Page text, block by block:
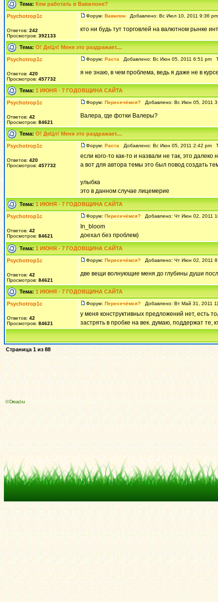
Тема: Кем работать в Вавилоне?
Psychotrop1c
Ответов: 242
Просмотров: 392133
Форум: Вавилон Добавлено: Вс Июл 10, 2011 9:36
кто ни будь тут торговлей на валютном рынке
Тема: О! ДеЦл! Меня это раздражает....
Psychotrop1c
Ответов: 420
Просмотров: 457732
Форум: Раста Добавлено: Вс Июн 05, 2011 6:51 pm
я не знаю, в чем проблема, ведь я даже не в
Тема: 1 ИЮНЯ - 7 ГОДОВЩИНА САЙТА
Psychotrop1c
Ответов: 42
Просмотров: 84621
Форум: Пересечёмся? Добавлено: Вс Июн 05, 2011
Валера, где фотки Валеры?
Тема: О! ДеЦл! Меня это раздражает....
Psychotrop1c
Ответов: 420
Просмотров: 457732
Форум: Раста Добавлено: Вс Июн 05, 2011 2:42 pm
если кого-то как-то и назвали не так, это далеко
а вот для автора темы это был повод создать
улыбка
это в данном случае лицемерие
Тема: 1 ИЮНЯ - 7 ГОДОВЩИНА САЙТА
Psychotrop1c
Ответов: 42
Просмотров: 84621
Форум: Пересечёмся? Добавлено: Чт Июн 02, 2011
In_bloom
доехал без проблем)
Тема: 1 ИЮНЯ - 7 ГОДОВЩИНА САЙТА
Psychotrop1c
Ответов: 42
Просмотров: 84621
Форум: Пересечёмся? Добавлено: Чт Июн 02, 2011
две вещи волнующие меня до глубины души
Тема: 1 ИЮНЯ - 7 ГОДОВЩИНА САЙТА
Psychotrop1c
Ответов: 42
Просмотров: 84621
Форум: Пересечёмся? Добавлено: Вт Май 31, 2011
у меня конструктивных предложений нет, есть
застрять в пробке на век. думаю, поддержат те,
Страница 1 из 88
© Dread.ru